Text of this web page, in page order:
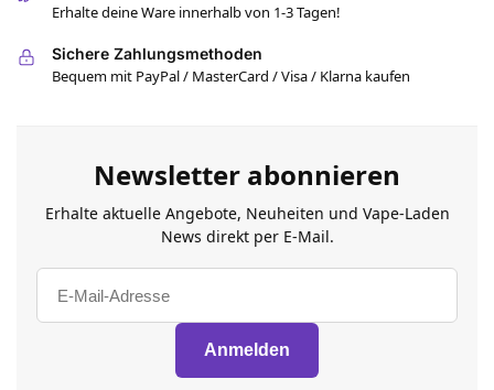
Erhalte deine Ware innerhalb von 1-3 Tagen!
Sichere Zahlungsmethoden
Bequem mit PayPal / MasterCard / Visa / Klarna kaufen
Newsletter abonnieren
Erhalte aktuelle Angebote, Neuheiten und Vape-Laden
News direkt per E-Mail.